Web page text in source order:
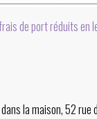
de port réduits en
la maison, 52